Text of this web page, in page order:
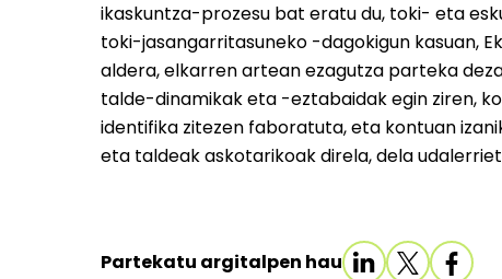
ikaskuntza-prozesu bat eratu du, toki- eta
toki-jasangarritasuneko -dagokigun kasuan,
aldera, elkarren artean ezagutza parteka
talde-dinamikak eta -eztabaidak egin ziren,
identifika zitezen faboratuta, eta kontuan
eta taldeak askotarikoak direla, dela
Partekatu argitalpen hau